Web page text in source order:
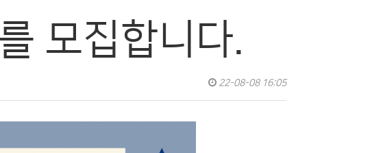
모집합니다.
22-08-08 16:05